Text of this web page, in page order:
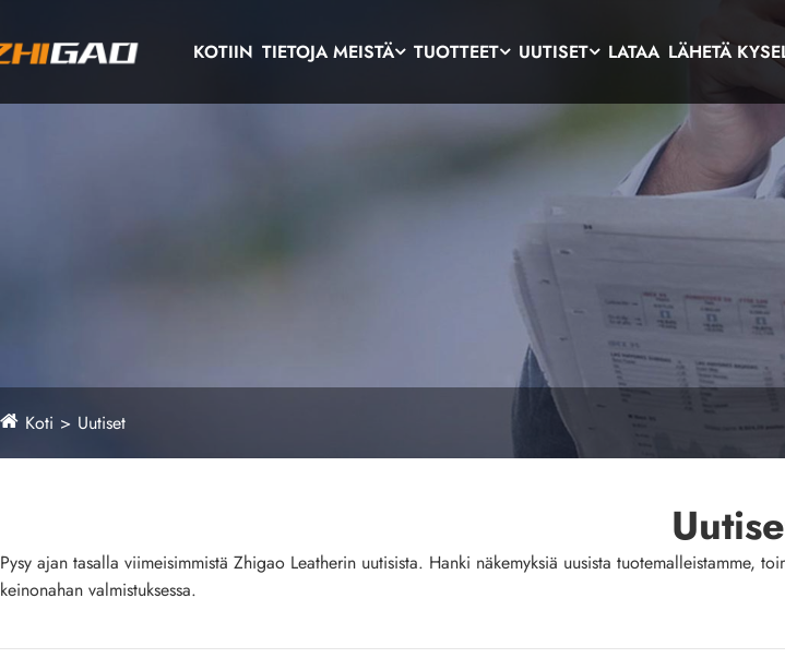
KOTIIN TIETOJA MEISTÄ TUOTTEET UUTISET LATAA LÄHETÄ
Koti Uutiset
Pysy ajan tasalla viimeisimmistä Zhigao Leatherin uutisista. Hanki näkemyksiä uusista tuotemalleistamme,
keinonahan valmistuksessa.